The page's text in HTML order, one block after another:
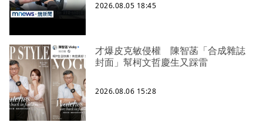
2026.08.05 18:45
才爆皮克敏侵權 陳智菡「合成雜誌
封面」幫柯文哲慶生又踩雷
2026.08.06 15:28